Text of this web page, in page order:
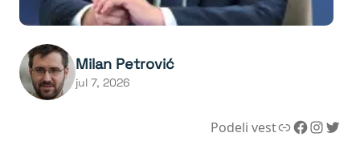
Milan Petrović
jul 7, 2026
Podeli vestLink Facebook InstagramTwitter